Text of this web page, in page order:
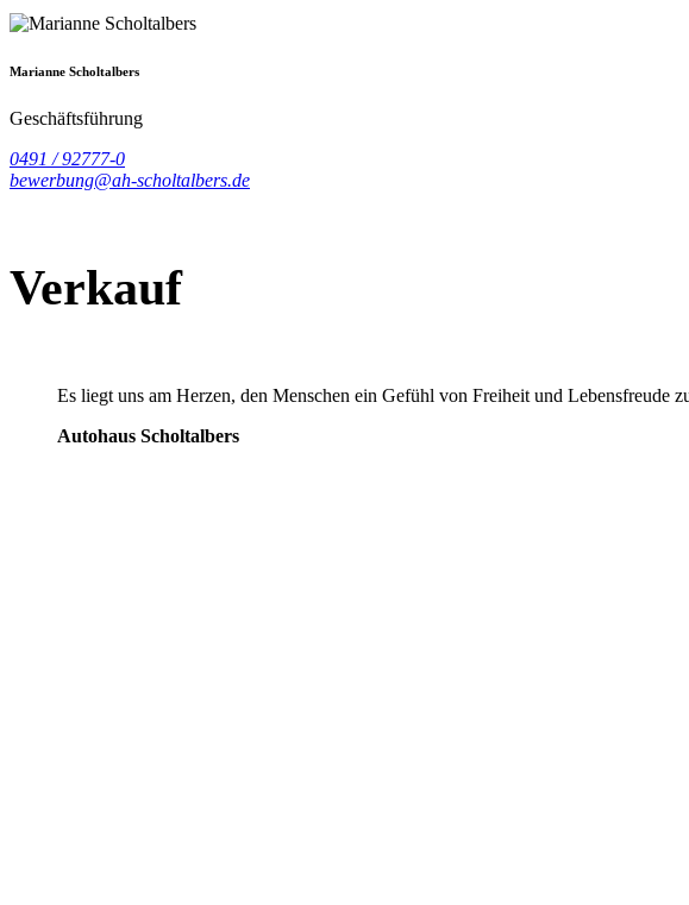
Marianne Scholtalbers
Geschäftsführung
0491 / 92777-0
bewerbung@ah-scholtalbers.de
Verkauf
Es liegt uns am Herzen, den Menschen ein Gefühl von Freiheit und Lebensfreude
Autohaus Scholtalbers